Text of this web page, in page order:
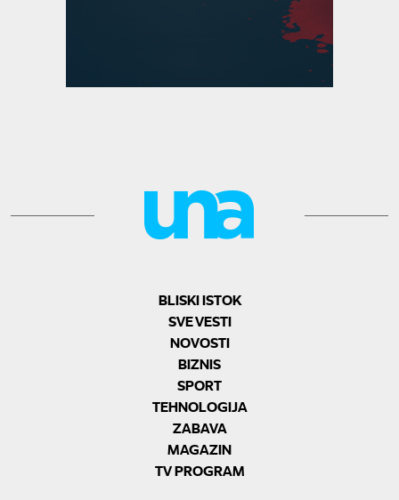
BLISKI ISTOK
SVE VESTI
NOVOSTI
BIZNIS
SPORT
TEHNOLOGIJA
ZABAVA
MAGAZIN
TV PROGRAM